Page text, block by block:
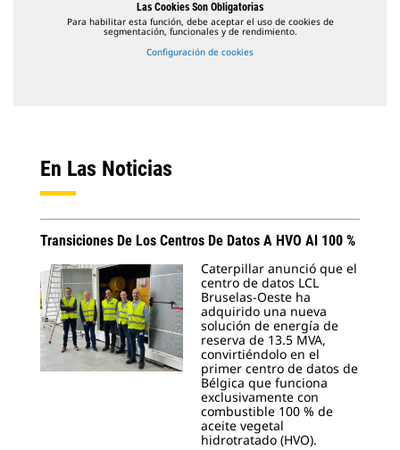
Las Cookies Son Obligatorias
Para habilitar esta función, debe aceptar el uso de cookies de
segmentación, funcionales y de rendimiento.
Configuración de cookies
En Las Noticias
Transiciones De Los Centros De Datos A HVO Al 100 %
Caterpillar anunció que el
centro de datos LCL
Bruselas-Oeste ha
adquirido una nueva
solución de energía de
reserva de 13.5 MVA,
convirtiéndolo en el
primer centro de datos de
Bélgica que funciona
exclusivamente con
combustible 100 % de
aceite vegetal
hidrotratado (HVO).